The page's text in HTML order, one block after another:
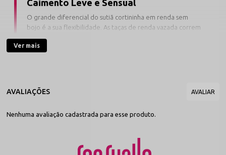
Caimento Leve e Sensual
O grande diferencial do sutiã cortininha em renda sem
bojo é a sua flexibilidade. As taças de renda vazada correm
afastar os triângulos, garantindo o ajuste ideal no decote
Confeccionado em renda nobre de toque macio e excelente
passadores resistentes permitem regular a altura e o nível de
românticas, momentos de fetiche refinado ou para criar
composições delicadas no dia a dia.
Ver mais
Nenhuma avaliação cadastrada para esse produto.